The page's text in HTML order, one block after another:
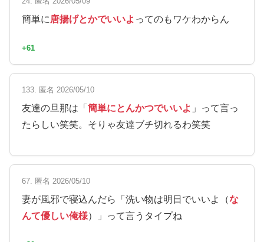
簡単に 唐揚げとかでいいよ ってのもワケわからん
+61
133. 匿名 2026/05/10
友達の旦那は「 簡単にとんかつでいいよ 」って言っ
たらしい笑笑。そりゃ友達ブチ切れるわ笑笑
67. 匿名 2026/05/10
妻が風邪で寝込んだら「洗い物は明日でいいよ（な
んて優しい俺様）」って言うタイプね